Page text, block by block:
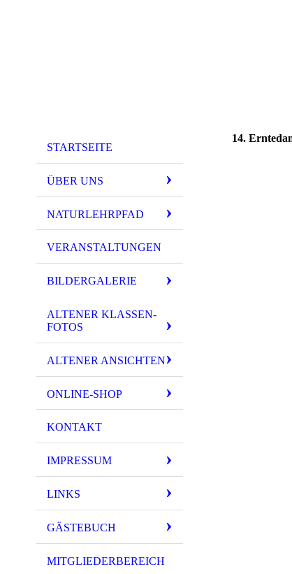
STARTSEITE
ÜBER UNS
NATURLEHRPFAD
VERANSTALTUNGEN
BILDERGALERIE
ALTENER KLASSEN-
FOTOS
ALTENER ANSICHTEN
ONLINE-SHOP
KONTAKT
IMPRESSUM
LINKS
GÄSTEBUCH
MITGLIEDERBEREICH
14.